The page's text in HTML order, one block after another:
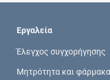
Εργαλεία
Έλεγχος συγχορήγησης
Μητρότητα και φάρμακα